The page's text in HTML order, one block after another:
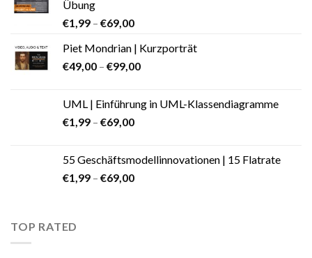
Übung
€1,99 – €69,00
Piet Mondrian | Kurzporträt
€49,00 – €99,00
UML | Einführung in UML-Klassendiagramme
€1,99 – €69,00
55 Geschäftsmodellinnovationen | 15 Flatrate
€1,99 – €69,00
TOP RATED